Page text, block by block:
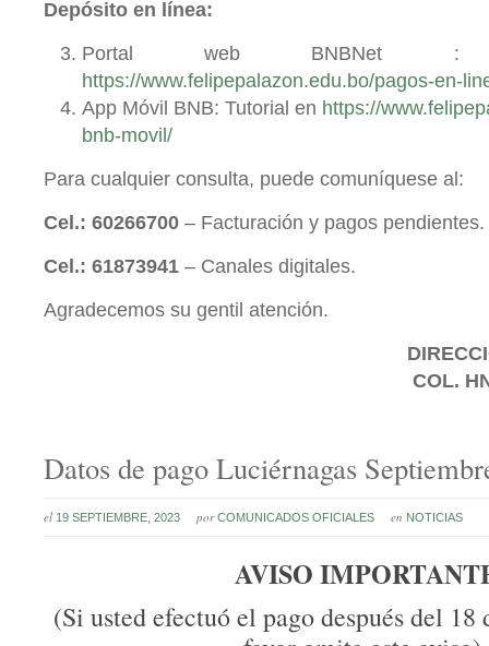
Depósito en línea:
Portal web BNBNet :
https://www.felipepalazon.edu.bo/pagos-en-
App Móvil BNB: Tutorial en https://
bnb-movil/
Para cualquier consulta, puede comuníquese al:
Cel.: 60266700 – Facturación y pagos pendientes.
Cel.: 61873941 – Canales digitales.
Agradecemos su gentil atención.
COL.
Datos de pago Luciérnagas
el 19 SEPTIEMBRE, 2023 por COMUNICADOS OFICIALES en NOTICIAS
AVISO
(Si usted efectuó el pago después del 18